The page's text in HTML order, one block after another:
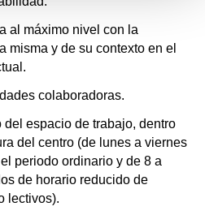
al máximo nivel con la
misma y de su contexto en el
colaboradoras.
espacio de trabajo, dentro
del centro (de lunes a viernes
periodo ordinario y de 8 a
de horario reducido de
lectivos).